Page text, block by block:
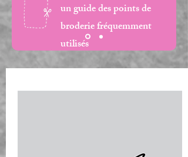
un guide des points de
broderie fréquemment
utilisés